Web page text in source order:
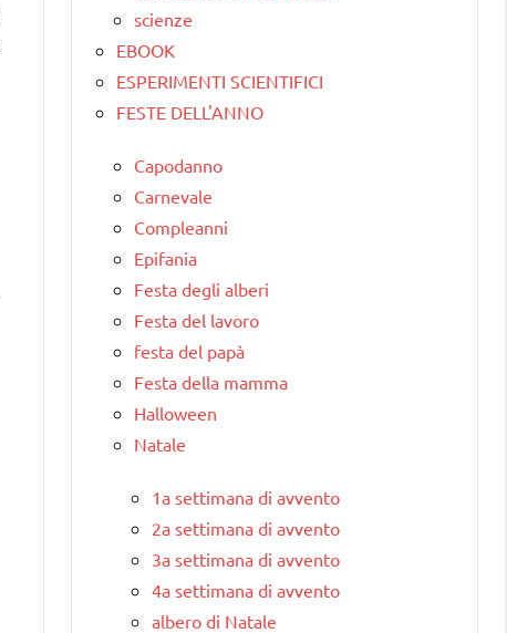
scienze
EBOOK
ESPERIMENTI SCIENTIFICI
FESTE DELL'ANNO
Capodanno
Carnevale
Compleanni
Epifania
Festa degli alberi
Festa del lavoro
festa del papà
Festa della mamma
Halloween
Natale
1a settimana di avvento
2a settimana di avvento
3a settimana di avvento
4a settimana di avvento
albero di Natale